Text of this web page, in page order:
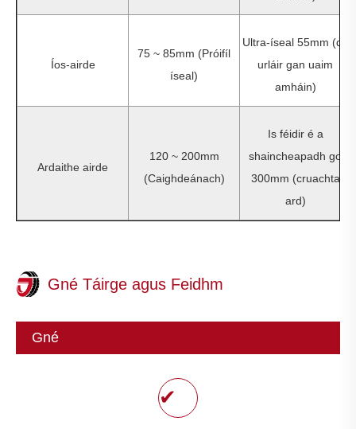
Íos-airde
75 ~ 85mm (Próifíl
íseal)
Ultra-íseal 55mm (do
urláir gan uaim
amháin)
Ardaithe airde
120 ~ 200mm
(Caighdeánach)
Is féidir é a
shaincheapadh go
300mm (cruachta
ard)
Gné Táirge agus Feidhm
Gné
✔